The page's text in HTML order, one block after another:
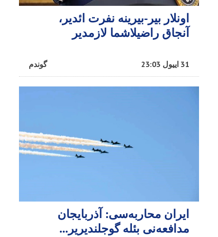
اونلار بیر-بیرینه نفرت ائدیر،
آنجاق راضیلاشما لازمدیر
گوندم 31 اییول 23:03
ایران محاربه‌سی: آذربایجان
مدافعه‌نی بئله گوجلندیریر...